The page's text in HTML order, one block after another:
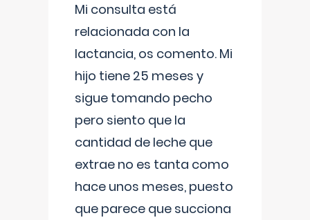
Mi consulta está
relacionada con la
lactancia, os comento. Mi
hijo tiene 25 meses y
sigue tomando pecho
pero siento que la
cantidad de leche que
extrae no es tanta como
hace unos meses, puesto
que parece que succiona